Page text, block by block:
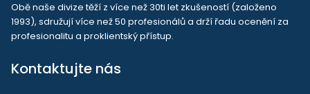
Obě naše divize těží z více než 30ti let zkušeností (založeno
1993), sdružují více než 50 profesionálů a drží řadu ocenění za
profesionalitu a proklientský přístup.
Kontaktujte nás